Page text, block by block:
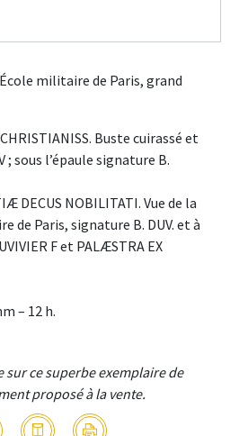
militaire de Paris, grand
CHRISTIANISS. Buste cuirassé et
; sous l’épaule signature B.
DECUS NOBILITATI. Vue de la
de Paris, signature B. DUV. et à
F et PALÆSTRA EX
– 12 h.
sur ce superbe exemplaire de
proposé à la vente.